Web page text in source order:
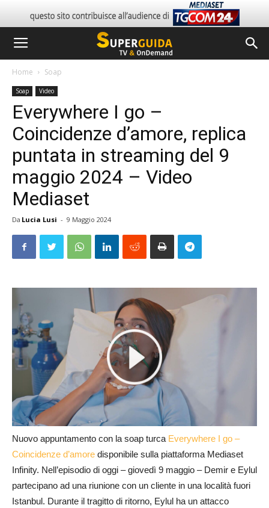
Home Soap
Soap Video
Everywhere I go –
Coincidenze d’amore, replica
puntata in streaming del 9
maggio 2024 – Video
Mediaset
Da Lucia Lusi - 9 Maggio 2024
Nuovo appuntamento con la soap turca Everywhere I go –
Coincidenze d’amore disponibile sulla piattaforma Mediaset
Infinity. Nell’episodio di oggi – giovedì 9 maggio – Demir e Eylul
partecipano ad una riunione con un cliente in una località fuori
Istanbul. Durante il tragitto di ritorno, Eylul ha un attacco